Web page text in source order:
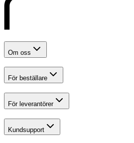
Om oss
För beställare
För leverantörer
Kundsupport